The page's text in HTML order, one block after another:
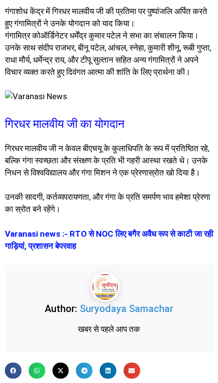
गंगाशोध केंद्र में गिरधर मालवीय जी की प्रतिमा पर पुष्पांजलि अर्पित करते
हुए गंगामित्रों ने उनके योगदान को याद किया।
गंगामित्र कोऑर्डिनेटर धर्मेंद्र कुमार पटेल ने सभा का संचालन किया।
उनके साथ संदीप राजभर, बीनू पटेल, आंचल, स्नेहा, कुमारी शीनू, रूबी गुप्ता,
राधा मौर्य, धर्मेन्द्र राय, और टीपू सुल्तान सहित अन्य गंगामित्रों ने अपने
विचार व्यक्त करते हुए दिवंगत आत्मा की शांति के लिए प्रार्थना की।
गिरधर मालवीय जी का योगदान
गिरधर मालवीय जी न केवल बीएचयू के कुलाधिपति के रूप में प्रतिष्ठित रहे,
बल्कि गंगा स्वच्छता और संरक्षण के प्रति भी गहरी आस्था रखते थे। उनके
निधन से विश्वविद्यालय और गंगा मिशन ने एक प्रेरणास्रोत खो दिया है।
उनकी सादगी, कर्तव्यपरायणता, और गंगा के प्रति समर्पण भाव हमेशा प्रेरणा
का स्रोत बने रहेंगे।
Varanasi news :- RTO से NOC लिए बगैर अवैध रूप से काटी जा रही
गाड़ियां, प्रशासन बेपरवाह
Author: Suryodaya Samachar
खबर से पहले आप तक